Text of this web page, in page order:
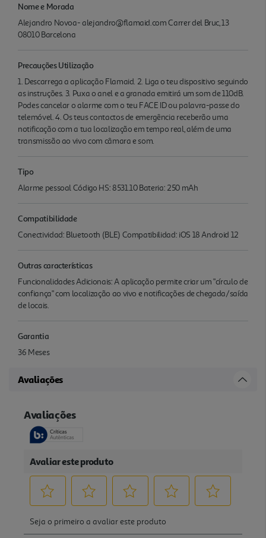
Nome e Morada
Alejandro Novoa- alejandro@flamaid.com Carrer del Bruc, 13
08010 Barcelona
Precauções Utilização
1. Descarrega a aplicação Flamaid. 2. Liga o teu dispositivo seguindo
as instruções. 3. Puxa o anel e a granada emitirá um som de 110dB.
Podes cancelar o alarme com o teu FACE ID ou palavra-passe do
telemóvel. 4. Os teus contactos de emergência receberão uma
notificação com a tua localização em tempo real, além de uma
transmissão ao vivo com câmara e som.
Tipo
Alarme pessoal Código HS: 8531.10 Bateria: 250 mAh
Compatibilidade
Conectividad: Bluetooth (BLE) Compatibilidad: iOS 18 Android 12
Outras características
Funcionalidades Adicionais: A aplicação permite criar um "círculo de
confiança" com localização ao vivo e notificações de chegada/saída
de locais.
Garantia
36 Meses
Avaliações